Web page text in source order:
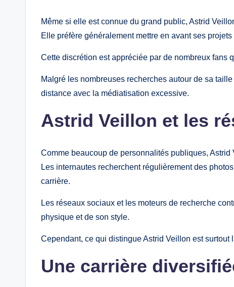
Même si elle est connue du grand public, Astrid
Elle préfère généralement mettre en avant ses
Cette discrétion est appréciée par de nombreux fans
Malgré les nombreuses recherches autour de sa
distance avec la médiatisation excessive.
Astrid Veillon et les
Comme beaucoup de personnalités publiques,
Les internautes recherchent régulièrement des
carrière.
Les réseaux sociaux et les moteurs de recherche
physique et de son style.
Cependant, ce qui distingue Astrid Veillon est
Une carrière